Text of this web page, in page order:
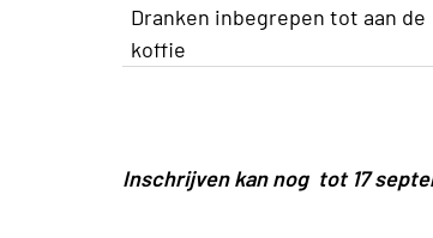
Dranken inbegrepen tot aan de
koffie
Inschrijven kan nog tot 17